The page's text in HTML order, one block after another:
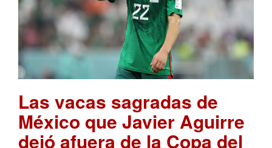
Las vacas sagradas de
México que Javier Aguirre
dejó afuera de la Copa del